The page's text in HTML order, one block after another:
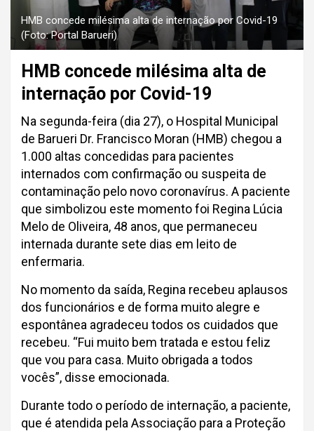
HMB concede milésima alta de internação por Covid-19
(Foto: Portal Barueri)
HMB concede milésima alta de
internação por Covid-19
Na segunda-feira (dia 27), o Hospital Municipal
de Barueri Dr. Francisco Moran (HMB) chegou a
1.000 altas concedidas para pacientes
internados com confirmação ou suspeita de
contaminação pelo novo coronavírus. A paciente
que simbolizou este momento foi Regina Lúcia
Melo de Oliveira, 48 anos, que permaneceu
internada durante sete dias em leito de
enfermaria.
No momento da saída, Regina recebeu aplausos
dos funcionários e de forma muito alegre e
espontânea agradeceu todos os cuidados que
recebeu. “Fui muito bem tratada e estou feliz
que vou para casa. Muito obrigada a todos
vocês”, disse emocionada.
Durante todo o período de internação, a paciente,
que é atendida pela Associação para a Proteção